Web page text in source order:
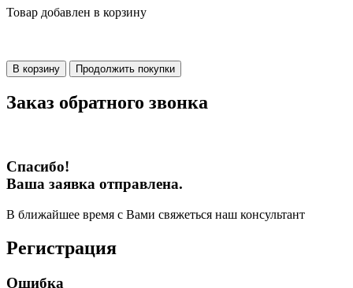
Товар добавлен в корзину
В корзину Продолжить покупки
Заказ обратного звонка
Спасибо!
Ваша заявка отправлена.
В ближайшее время с Вами свяжеться наш консультант
Регистрация
Ошибка